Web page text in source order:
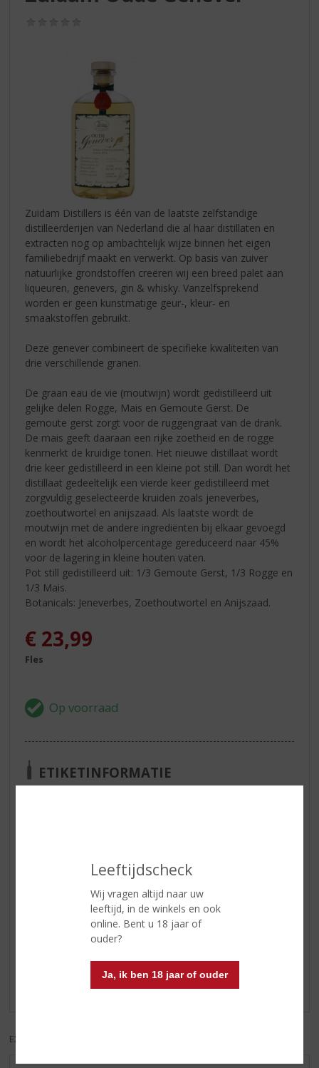
Leeftijdscheck
Wij vragen altijd naar uw
leeftijd, in de winkels en ook
online. Bent u 18 jaar of
ouder?
Ja, ik ben 18 jaar of ouder
Zuidam Distillers is één van de laatste zelfstandige
distilleerderijen van Nederland die al haar distillaten en
extracten nog op ambachtelijk wijze binnen het eigen
familiebedrijf maakt en verwerkt. Op basis van zuiver
natuurlijke grondstoffen creëren wij een breed palet aan
liqueuren, genevers, gin & whisky. Vanzelfsprekend
worden er geen kunstmatige geur-, kleur- en
smaakstoffen gebruikt.
Deze genever combineert de specifieke kwaliteiten van
drie verschillende granen.
De graan eau de vie (moutwijn) wordt gedistilleerd uit
gelijke delen Rogge, Mais en Gemoute Gerst. De
gemoute gerst zorgt voor de ruggengraat van de drank.
De mais geeft daaraan een rijke zoetheid en de rogge
kenmerkt de kruidige tonen. Het nieuwe distillaat wordt
drie keer gedistilleerd in een kleine pot still. Dan wordt het
distillaat gedeeltelijk een vierde keer gedistilleerd met
zorgvuldig geselecteerde kruiden zoals jeneverbes,
zoethoutwortel en anijszaad. Als laatste wordt de
moutwijn met de andere ingrediënten bij elkaar gevoegd
en wordt het alcoholpercentage gereduceerd naar 45%
voor de lagering in kleine houten vaten.
Pot still gedistilleerd uit: 1/3 Gemoute Gerst, 1/3 Rogge en
1/3 Mais.
Botanicals: Jeneverbes, Zoethoutwortel en Anijszaad.
€ 23,99
Fles
ETIKETINFORMATIE
Soort jenever
Oude Jenever
Reviews
Schrijf een review
Er zijn nog geen reviews geplaatst voor dit product
EXCL. BTW